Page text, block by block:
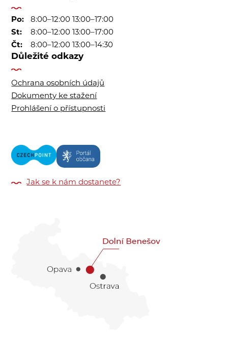
Po:
8:00–12:00 13:00–17:00
St:
8:00–12:00 13:00–17:00
Čt:
8:00–12:00 13:00–14:30
Důležité odkazy
Ochrana osobních údajů
Dokumenty ke stažení
Prohlášení o přístupnosti
Jak se k nám dostanete?